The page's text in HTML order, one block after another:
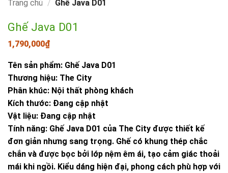
Trang chủ / Ghế Java D01
Ghế Java D01
1,790,000₫
Tên sản phẩm: Ghế Java D01
Thương hiệu: The City
Phân khúc: Nội thất phòng khách
Kích thước: Đang cập nhật
Vật liệu: Đang cập nhật
Tính năng: Ghế Java D01 của The City được thiết kế
đơn giản nhưng sang trọng. Ghế có khung thép chắc
chắn và được bọc bởi lớp nệm êm ái, tạo cảm giác thoải
mái khi ngồi. Kiểu dáng hiện đại, phong cách phù hợp với